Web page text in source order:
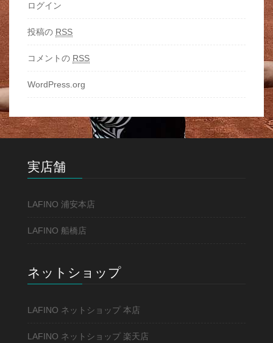
ログイン
投稿の RSS
コメントの RSS
WordPress.org
実店舗
LAFINO 浦安本店
LAFINO 船橋店
ネットショップ
LAFINO ネットショップ 本店
LAFINO ネットショップ 楽天店